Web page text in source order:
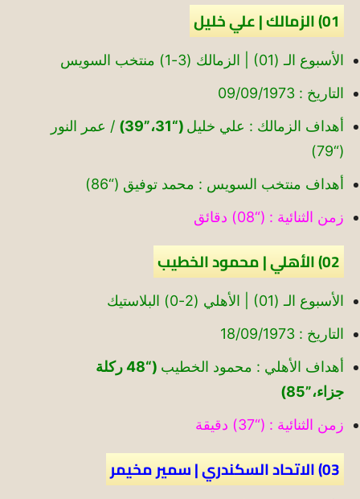
01) الزمالك | علي خليل
الأسبوع الـ (01) | الزمالك (3-1) منتخب السويس
التاريخ : 09/09/1973
أهداف الزمالك : علي خليل (“31،”39)
/ عمر النور
(“79)
أهداف منتخب السويس : محمد توفيق (“86)
زمن الثنائية : (“08) دقائق
02) الأهلي | محمود الخطيب
الأسبوع الـ (01) | الأهلي (2-0) البلاستيك
التاريخ : 18/09/1973
أهداف الأهلي : محمود الخطيب
(“48 ركلة
جزاء،”85)
زمن الثنائية : (“37) دقيقة
03) الاتحاد السكندري | سمير مخيمر